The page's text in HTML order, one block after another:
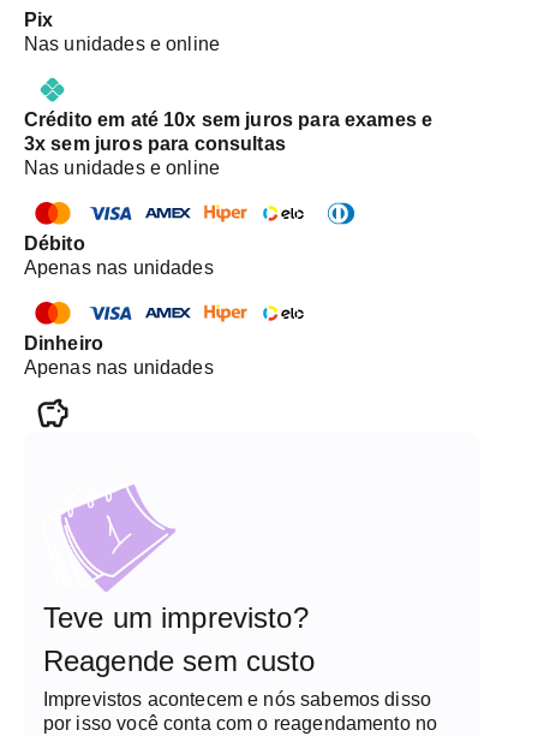
esteja com gesso, a imagem pode ter a resolução
comprometida devido à sensibilidade do
equipamento. Não retiramos o gesso.
Pix
Nas unidades e online
Crédito em até 10x sem juros para exames e
3x sem juros para consultas
Nas unidades e online
Débito
Apenas nas unidades
Dinheiro
Apenas nas unidades
Teve um imprevisto?
Reagende sem custo
Imprevistos acontecem e nós sabemos disso
por isso você conta com o reagendamento no